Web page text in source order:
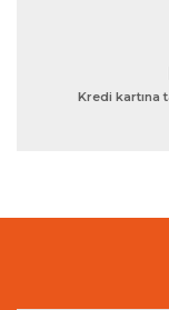
Kredi kartına